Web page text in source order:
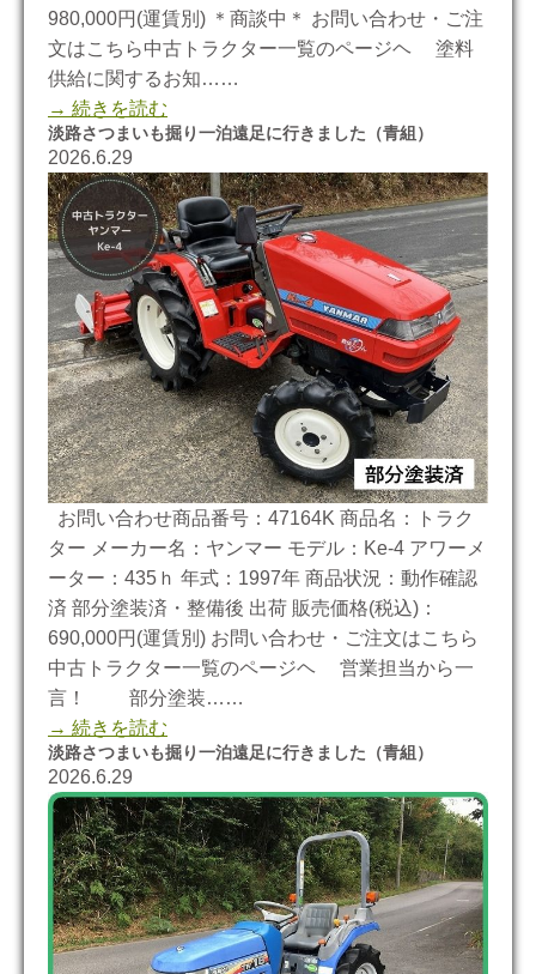
980,000円(運賃別) ＊商談中＊ お問い合わせ・ご注
文はこちら中古トラクター一覧のページヘ 塗料
供給に関するお知……
→ 続きを読む
淡路さつまいも掘り一泊遠足に行きました（青組）
2026.6.29
お問い合わせ商品番号：47164K 商品名：トラク
ター メーカー名：ヤンマー モデル：Ke-4 アワーメ
ーター：435ｈ 年式：1997年 商品状況：動作確認
済 部分塗装済・整備後 出荷 販売価格(税込)：
690,000円(運賃別) お問い合わせ・ご注文はこちら
中古トラクター一覧のページヘ 営業担当から一
言！ 部分塗装……
→ 続きを読む
淡路さつまいも掘り一泊遠足に行きました（青組）
2026.6.29